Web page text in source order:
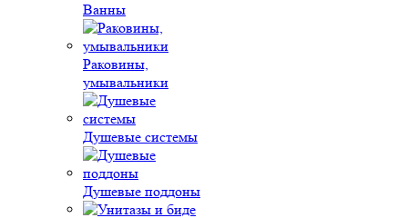
Ванны
Раковины,
умывальники
Душевые системы
Душевые поддоны